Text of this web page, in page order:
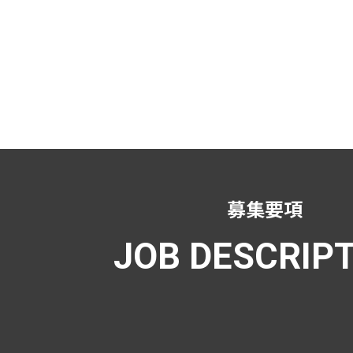
募集要項
JOB